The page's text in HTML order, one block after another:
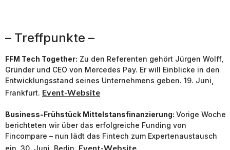
– Treffpunkte –
FFM Tech Together: Zu den Referenten gehört Jürgen Wolff,
Gründer und CEO von Mercedes Pay. Er will Einblicke in den
Entwicklungsstand seines Unternehmens geben. 19. Juni,
Frankfurt. Event-Website
Business-Frühstück Mittelstansfinanzierung: Vorige Woche
berichteten wir über das erfolgreiche Funding von
Fincompare – nun lädt das Fintech zum Expertenaustausch
Event-Website